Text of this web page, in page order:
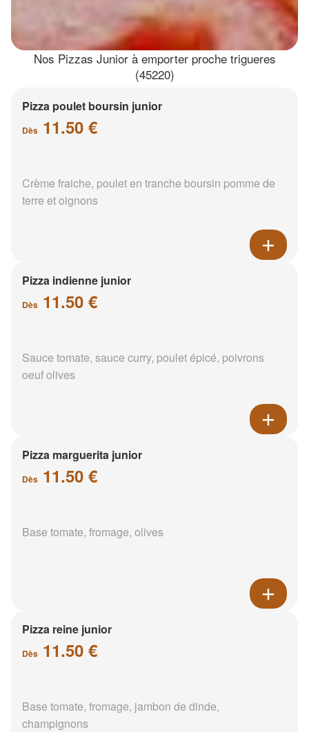
Nos Pizzas Junior à emporter proche trigueres
(45220)
Pizza poulet boursin junior
Dès 11.50 €
Crème fraiche, poulet en tranche boursin pomme de
terre et oignons
Pizza indienne junior
Dès 11.50 €
Sauce tomate, sauce curry, poulet épicé, poivrons
oeuf olives
Pizza marguerita junior
Dès 11.50 €
Base tomate, fromage, olives
Pizza reine junior
Dès 11.50 €
Base tomate, fromage, jambon de dinde,
champignons